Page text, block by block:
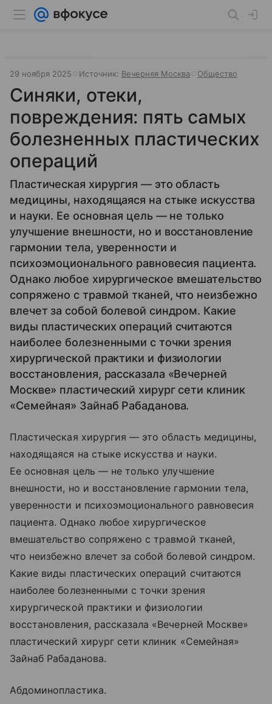
29 ноября 2025 Источник: Вечерняя Москва Общество
Синяки, отеки,
повреждения: пять самых
болезненных пластических
операций
Пластическая хирургия — это область
медицины, находящаяся на стыке искусства
и науки. Ее основная цель — не только
улучшение внешности, но и восстановление
гармонии тела, уверенности и
психоэмоционального равновесия пациента.
Однако любое хирургическое вмешательство
сопряжено с травмой тканей, что неизбежно
влечет за собой болевой синдром. Какие
виды пластических операций считаются
наиболее болезненными с точки зрения
хирургической практики и физиологии
восстановления, рассказала «Вечерней
Москве» пластический хирург сети клиник
«Семейная» Зайнаб Рабаданова.
Пластическая хирургия — это область медицины,
находящаяся на стыке искусства и науки.
Ее основная цель — не только улучшение
внешности, но и восстановление гармонии тела,
уверенности и психоэмоционального равновесия
пациента. Однако любое хирургическое
вмешательство сопряжено с травмой тканей,
что неизбежно влечет за собой болевой синдром.
Какие виды пластических операций считаются
наиболее болезненными с точки зрения
хирургической практики и физиологии
восстановления, рассказала «Вечерней Москве»
пластический хирург сети клиник «Семейная»
Зайнаб Рабаданова.
Абдоминопластика.